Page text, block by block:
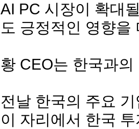
AI PC 시장이 확대
도 긍정적인 영향을
황 CEO는 한국과
전날 한국의 주요
이 자리에서 한국